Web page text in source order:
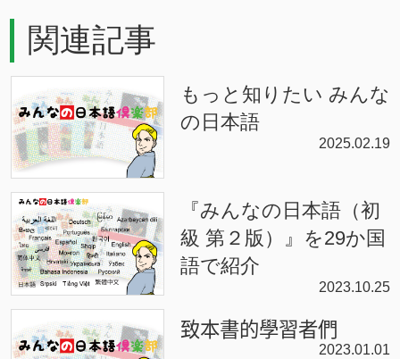
関連記事
もっと知りたい みんな
の日本語
2025.02.19
『みんなの日本語（初
級 第２版）』を29か国
語で紹介
2023.10.25
致本書的學習者們
2023.01.01